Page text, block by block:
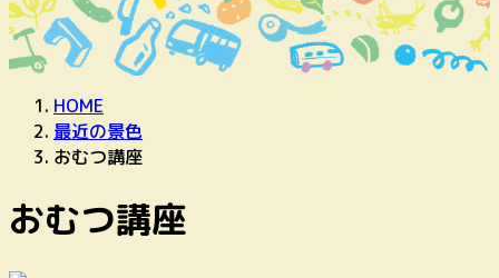
HOME
最近の景色
おむつ講座
おむつ講座